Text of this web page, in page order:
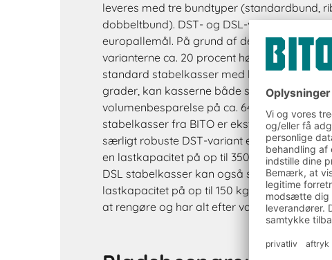
leveres med tre bundtyper (standardbund,
dobbeltbund). DST- og DSL-varianterne er
europallemål. På grund af de lodrette sider
varianterne ca. 20 procent højere indvendig
standard stabelkasser med koniske sider.
grader, kan kasserne både stables og
volumenbesparelse på ca. 64 procent. Alle
stabelkasser fra BITO er ekstra lette og
særligt robuste DST-variant er designet til
en lastkapacitet på op til 350 kg. Den kan
DSL stabelkasser kan også stables på
lastkapacitet på op til 150 kg og fås i fire
at rengøre og har alt efter variant lukket